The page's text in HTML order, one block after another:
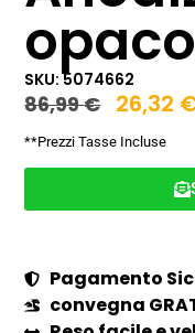
SKU: 5074662
86,99€ 26,32
**Prezzi Tasse Incluse
Pagamento
convegna